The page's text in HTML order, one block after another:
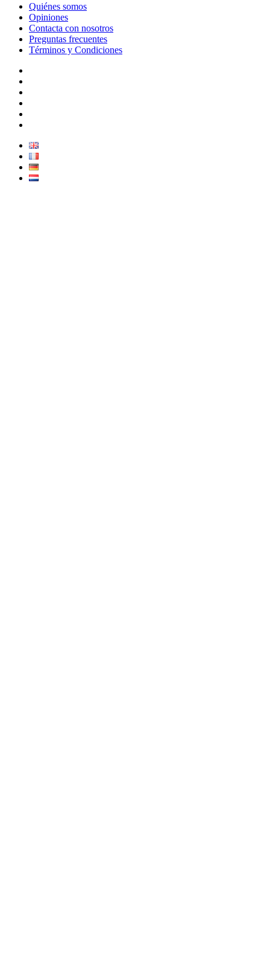
Quiénes somos
Opiniones
Contacta con nosotros
Preguntas frecuentes
Términos y Condiciones